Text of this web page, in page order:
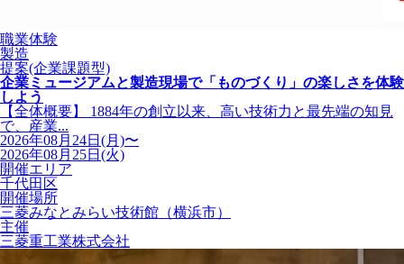
職業体験
製造
提案(企業課題型)
企業ミュージアムと製造現場で「ものづくり」の楽しさを体験
しよう
【全体概要】 1884年の創立以来、高い技術力と最先端の知見
で、産業...
2026年08月24日(月)〜
2026年08月25日(火)
開催エリア
千代田区
開催場所
三菱みなとみらい技術館（横浜市）
主催
三菱重工業株式会社